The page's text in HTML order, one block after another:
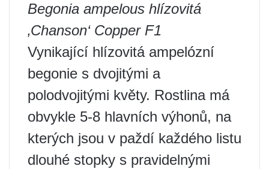
Begonia ampelous hlízovitá
‚Chanson‘ Copper F1
Vynikající hlízovitá ampelózní
begonie s dvojitými a
polodvojitými květy. Rostlina má
obvykle 5-8 hlavních výhonů, na
kterých jsou v paždí každého listu
dlouhé stopky s pravidelnými